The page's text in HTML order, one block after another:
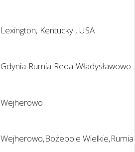
Lexington, Kentucky , USA
Gdynia-Rumia-Reda-Władysławowo
Wejherowo
Wejherowo,Bożepole